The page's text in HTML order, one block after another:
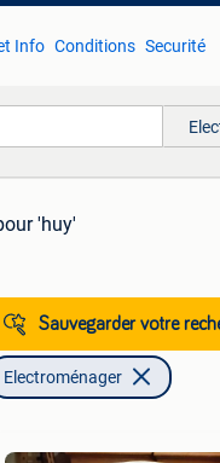
Info Conditions Securité
'huy'
Sauvegarder votre
Electroménager